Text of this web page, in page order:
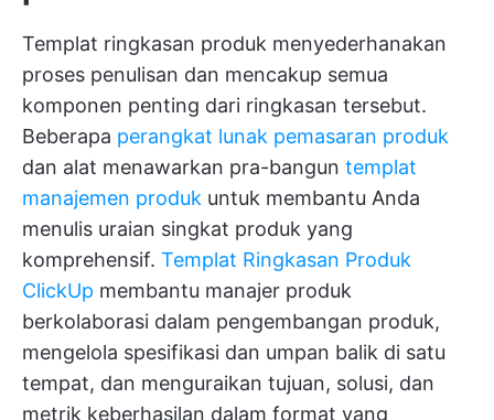
Templat ringkasan produk menyederhanakan
proses penulisan dan mencakup semua
komponen penting dari ringkasan tersebut.
Beberapa perangkat lunak pemasaran produk
dan alat menawarkan pra-bangun templat
manajemen produk untuk membantu Anda
menulis uraian singkat produk yang
komprehensif. Templat Ringkasan Produk
ClickUp membantu manajer produk
berkolaborasi dalam pengembangan produk,
mengelola spesifikasi dan umpan balik di satu
tempat, dan menguraikan tujuan, solusi, dan
metrik keberhasilan dalam format yang